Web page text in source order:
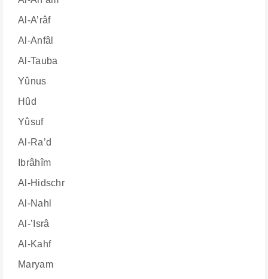
Al-A’râf
Al-Anfâl
Al-Tauba
Yûnus
Hûd
Yûsuf
Al-Ra’d
Ibrâhîm
Al-Hidschr
Al-Nahl
Al-’Isrâ
Al-Kahf
Maryam